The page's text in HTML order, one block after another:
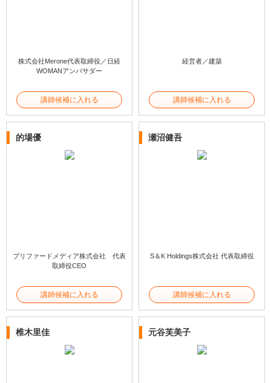
株式会社Merone代表取締役／日経
WOMANアンバサダー
講師候補に入れる
経営者／建築
講師候補に入れる
的場優
プリファードメディア株式会社 代表
取締役CEO
講師候補に入れる
瀬沼健吾
S＆K Holdings株式会社 代表取締役
講師候補に入れる
椎木里佳 元谷芙美子